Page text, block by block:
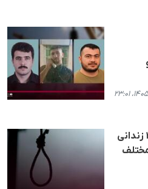
گزارشی از اجرای حکم اعدام ٣٠ زندانی